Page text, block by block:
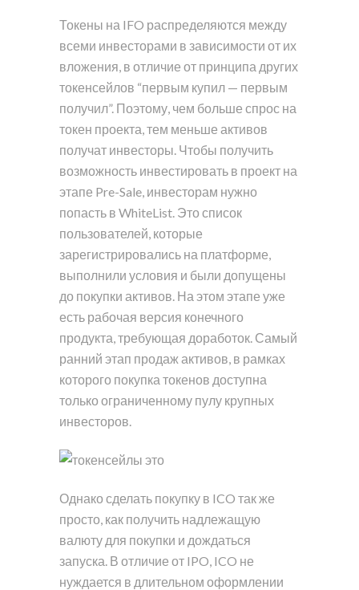
Токены на IFO распределяются между
всеми инвесторами в зависимости от их
вложения, в отличие от принципа других
токенсейлов “первым купил — первым
получил”. Поэтому, чем больше спрос на
токен проекта, тем меньше активов
получат инвесторы. Чтобы получить
возможность инвестировать в проект на
этапе Pre-Sale, инвесторам нужно
попасть в WhiteList. Это список
пользователей, которые
зарегистрировались на платформе,
выполнили условия и были допущены
до покупки активов. На этом этапе уже
есть рабочая версия конечного
продукта, требующая доработок. Самый
ранний этап продаж активов, в рамках
которого покупка токенов доступна
только ограниченному пулу крупных
инвесторов.
Однако сделать покупку в ICO так же
просто, как получить надлежащую
валюту для покупки и дождаться
запуска. В отличие от IPO, ICO не
нуждается в длительном оформлении